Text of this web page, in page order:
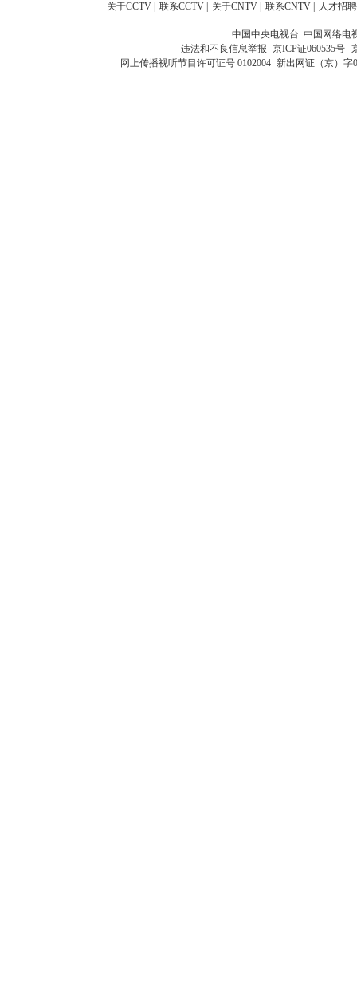
关于CCTV 联系CCTV 关于CNTV 联系CNTV 人才招聘
中国中央电视台 中国网络电
违法和不良信息举报 京ICP证060535号
网上传播视听节目许可证号 0102004 新出网证（京）